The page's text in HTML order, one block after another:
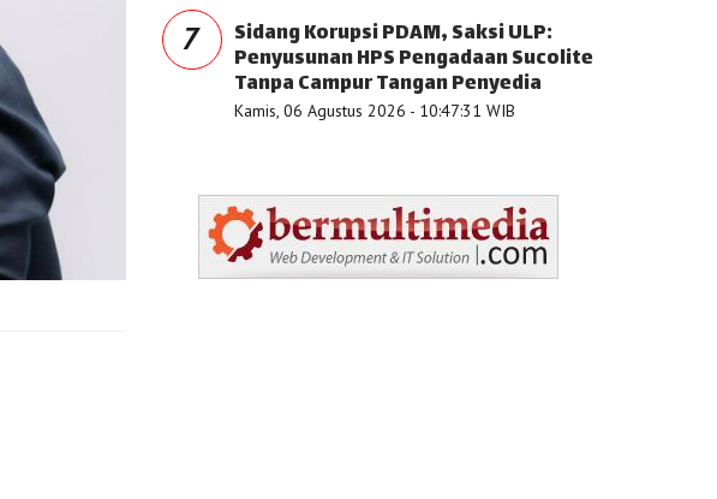
7 Sidang Korupsi PDAM, Saksi ULP:
Penyusunan HPS Pengadaan Sucolite
Tanpa Campur Tangan Penyedia
Kamis, 06 Agustus 2026 - 10:47:31 WIB